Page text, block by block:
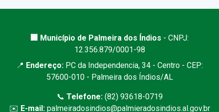
🏢 Município de Palmeira dos Índios - CNPJ:
12.356.879/0001-98
📍 Endereço: PC da Independencia, 34 - Centro - CEP:
57600-010 - Palmeira dos Índios/AL
📞 Telefone:(82) 93618-0719
✉️ E-mail: palmeiradosindios@palmieradosindios.al.gov.br